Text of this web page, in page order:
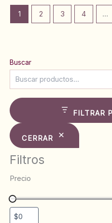
1 2 3 4 …
Buscar
FILTRAR
CERRAR
Filtros
Precio